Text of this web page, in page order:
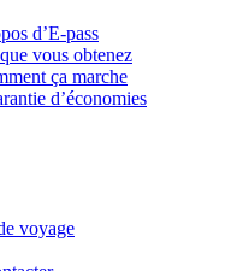
d’E-pass
vous obtenez
ça marche
d’économies
voyage